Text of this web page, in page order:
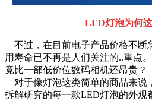
LED灯泡为何
不过，在目前电子产品价格不断
用寿命已不再是人们关注的..重点
竟比一部低价位数码相机还昂贵？
对于像灯泡这类简单的商品来说
拆解研究的每一款LED灯泡的外观